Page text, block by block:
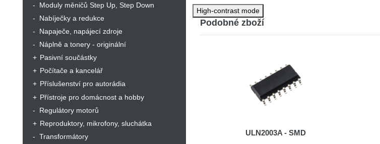
Moduly měničů Step Up, Step Down
Nabíječky a redukce
Napaječe, napájecí zdroje
Náplně a tonery - originální
Pasivní součástky
Počítače a kancelář
Příslušenství pro autorádia
Přístroje pro domácnost a hobby
Regulátory motorů
Reproduktory, mikrofony, sluchátka
Transformátory
High-contrast mode
Podobné zboží
ULN2003A - SMD